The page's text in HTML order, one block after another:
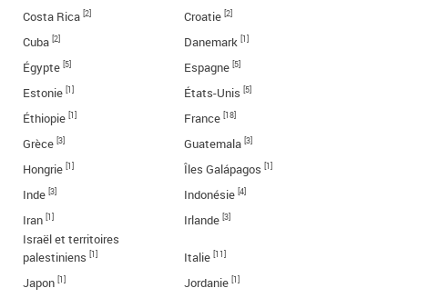
Costa Rica [2] Croatie [2]
Cuba [2] Danemark [1]
Égypte [5] Espagne [5]
Estonie [1] États-Unis [5]
Éthiopie [1] France [18]
Grèce [3] Guatemala [3]
Hongrie [1] Îles Galápagos [1]
Inde [3] Indonésie [4]
Iran [1] Irlande [3]
Israël et territoires
palestiniens [1] Italie [11]
Japon [1] Jordanie [1]